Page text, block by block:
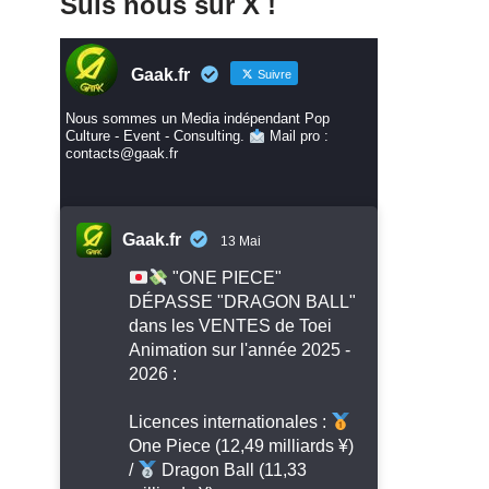
Gaak.fr Suivre
Nous sommes un Media indépendant Pop
Culture - Event - Consulting.
Mail pro :
contacts@gaak.fr
Gaak.fr 13 Mai
"ONE PIECE"
DÉPASSE "DRAGON BALL"
dans les VENTES de Toei
Animation sur l'année 2025 -
2026 :
Licences internationales :
One Piece (12,49 milliards ¥)
/
Dragon Ball (11,33